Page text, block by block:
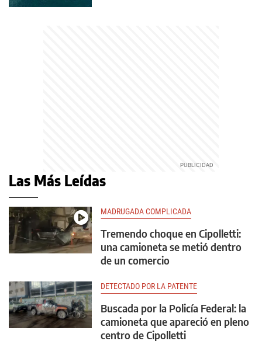
Las Más Leídas
MADRUGADA COMPLICADA
Tremendo choque en Cipolletti:
una camioneta se metió dentro
de un comercio
DETECTADO POR LA PATENTE
Buscada por la Policía Federal: la
camioneta que apareció en pleno
centro de Cipolletti